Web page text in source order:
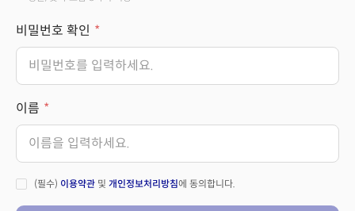
비밀번호 확인
이름
(필수) 이용약관 및 개인정보처리방침에 동의합니다.